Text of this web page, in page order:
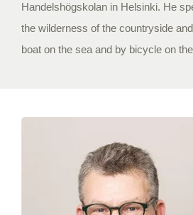
Handelshögskolan in Helsinki. He
the wilderness of the countryside
boat on the sea and by bicycle on